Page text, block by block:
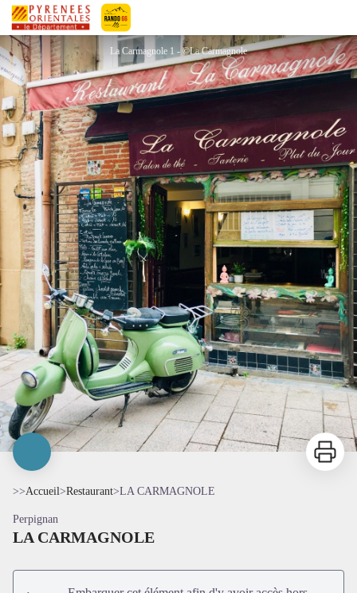
Pyrénées-Orientales Le Département
LA CARMAGNOLE
La Carmagnole 1 - ©La Carmagnole
Imprimer
>>Accueil>Restaurant>LA CARMAGNOLE
Perpignan
LA CARMAGNOLE